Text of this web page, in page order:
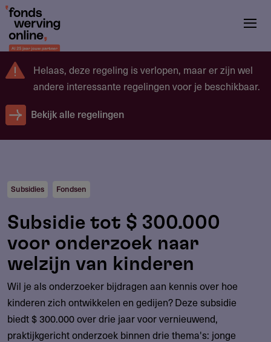
Overslaan
naar
inhoud
Helaas, deze regeling is verlopen, maar er zijn wel
andere interessante regelingen voor je beschikbaar.
Bekijk alle regelingen
Subsidies Fondsen
Subsidie tot $ 300.000
voor onderzoek naar
welzijn van kinderen
Wil je als onderzoeker bijdragen aan kennis over hoe
kinderen zich ontwikkelen en gedijen? Deze subsidie
biedt $ 300.000 over drie jaar voor vernieuwend,
praktijkgericht onderzoek binnen drie thema's: jonge